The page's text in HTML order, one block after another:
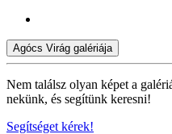
Agócs Virág galériája
Nem találsz olyan képet a
nekünk, és segítünk keresni!
Segítséget kérek!